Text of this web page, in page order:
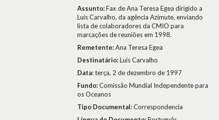
Assunto:Fax de Ana Teresa Egea dirigido a
Luís Carvalho, da agência Azimute, enviando
lista de colaboradores da CMIO para
marcações de reuniões em 1998.
Remetente:Ana Teresa Egea
Destinatário:Luís Carvalho
Data:terça, 2 de dezembro de 1997
Fundo:Comissão Mundial Independente para
os Oceanos
Tipo Documental:Correspondencia